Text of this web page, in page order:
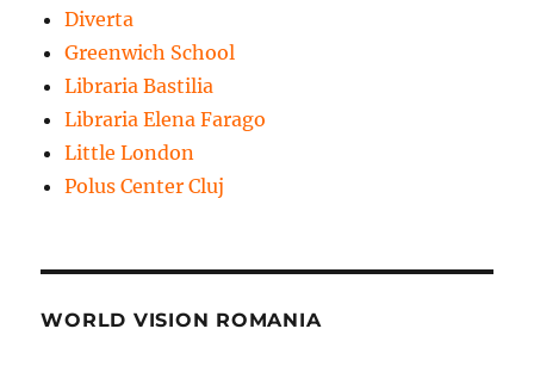
Diverta
Greenwich School
Libraria Bastilia
Libraria Elena Farago
Little London
Polus Center Cluj
WORLD VISION ROMANIA